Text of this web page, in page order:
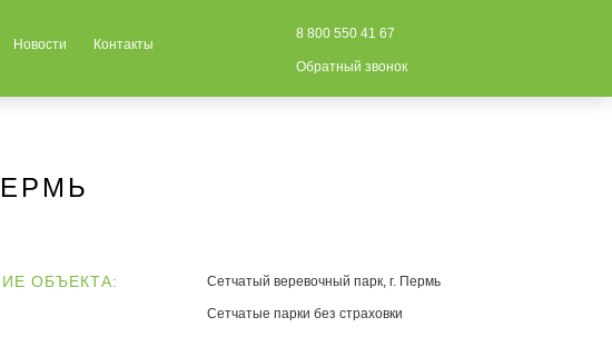
Новости Контакты
8 800 550 41 67
Обратный звонок
ОБЪЕКТА: Сетчатый веревочный парк, г. Пермь
Сетчатые парки без страховки